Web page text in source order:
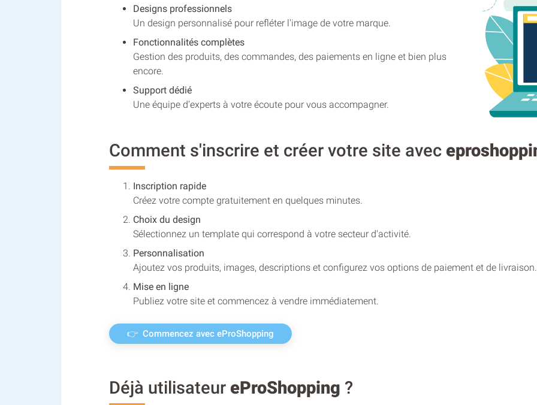
Designs professionnels
Un design personnalisé pour refléter l'image de votre marque.
Fonctionnalités complètes
Gestion des produits, des commandes, des paiements en ligne et bien plus
encore.
Support dédié
Une équipe d’experts à votre écoute pour vous accompagner.
Comment s'inscrire et créer votre site avec
Inscription rapide
Créez votre compte gratuitement en quelques minutes.
Choix du design
Sélectionnez un template qui correspond à votre secteur d'activité.
Personnalisation
Ajoutez vos produits, images, descriptions et configurez vos options de paiement et de livraison.
Mise en ligne
Publiez votre site et commencez à vendre immédiatement.
👉 Commencez avec eProShopping
Déjà utilisateur eProShopping ?